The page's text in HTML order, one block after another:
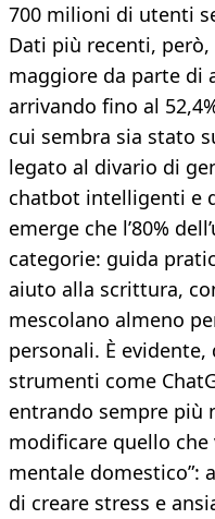
700 milioni di utenti
Dati più recenti,
maggiore da parte di
arrivando fino al
cui sembra sia stato
legato al divario di
chatbot intelligenti e
emerge che l’80%
categorie: guida
aiuto alla scrittura,
mescolano almeno
personali. È evidente,
strumenti come
entrando sempre più
modificare quello che
mentale domestico”:
di creare stress e